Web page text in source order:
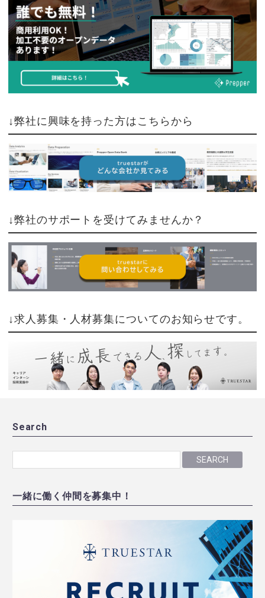
↓弊社に興味を持った方はこちらから
↓弊社のサポートを受けてみませんか？
↓求人募集・人材募集についてのお知らせです。
Search
SEARCH
一緒に働く仲間を募集中！